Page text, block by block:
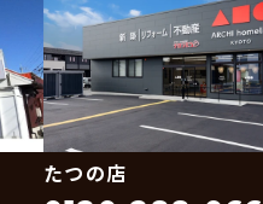
たつの店